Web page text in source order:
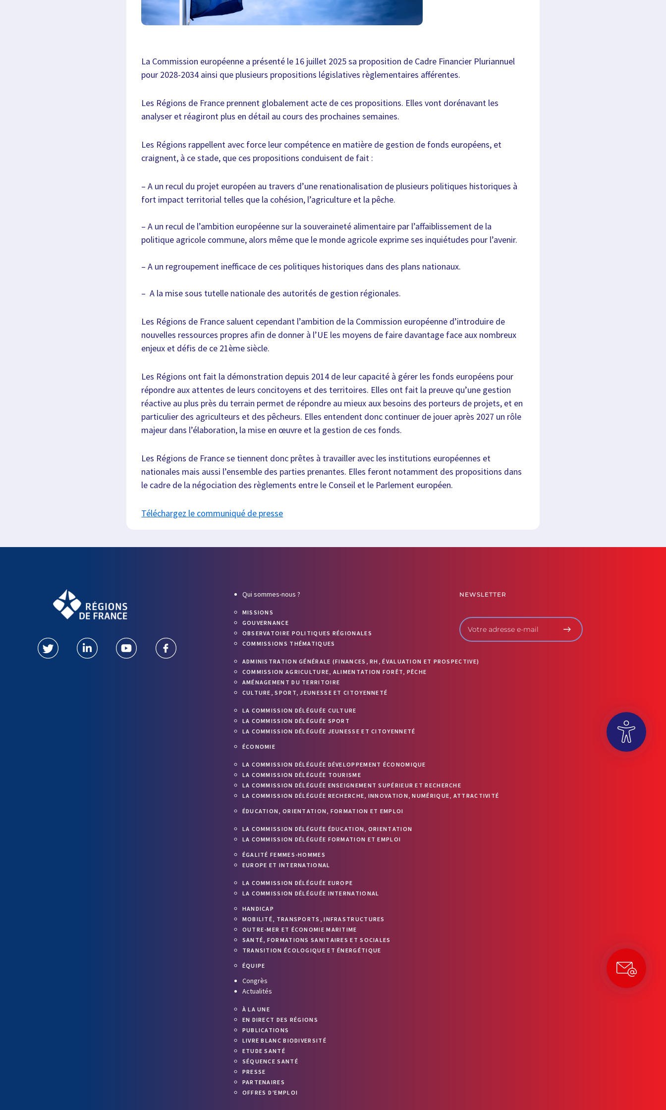
La Commission européenne a présenté le 16 juillet 2025 sa proposition de Cadre Financier Pluriannuel
pour 2028-2034 ainsi que plusieurs propositions législatives règlementaires afférentes.
Les Régions de France prennent globalement acte de ces propositions. Elles vont dorénavant les
analyser et réagiront plus en détail au cours des prochaines semaines.
Les Régions rappellent avec force leur compétence en matière de gestion de fonds européens, et
craignent, à ce stade, que ces propositions conduisent de fait :
– A un recul du projet européen au travers d’une renationalisation de plusieurs politiques historiques à
fort impact territorial telles que la cohésion, l’agriculture et la pêche.
– A un recul de l’ambition européenne sur la souveraineté alimentaire par l’affaiblissement de la
politique agricole commune, alors même que le monde agricole exprime ses inquiétudes pour l’avenir.
– A un regroupement inefficace de ces politiques historiques dans des plans nationaux.
– A la mise sous tutelle nationale des autorités de gestion régionales.
Les Régions de France saluent cependant l’ambition de la Commission européenne d’introduire de
nouvelles ressources propres afin de donner à l’UE les moyens de faire davantage face aux nombreux
enjeux et défis de ce 21ème siècle.
Les Régions ont fait la démonstration depuis 2014 de leur capacité à gérer les fonds européens pour
répondre aux attentes de leurs concitoyens et des territoires. Elles ont fait la preuve qu’une gestion
réactive au plus près du terrain permet de répondre au mieux aux besoins des porteurs de projets, et en
particulier des agriculteurs et des pêcheurs. Elles entendent donc continuer de jouer après 2027 un rôle
majeur dans l’élaboration, la mise en œuvre et la gestion de ces fonds.
Les Régions de France se tiennent donc prêtes à travailler avec les institutions européennes et
nationales mais aussi l’ensemble des parties prenantes. Elles feront notamment des propositions dans
le cadre de la négociation des règlements entre le Conseil et le Parlement européen.
Téléchargez le communiqué de presse
Qui sommes-nous ?
MISSIONS
GOUVERNANCE
OBSERVATOIRE POLITIQUES RÉGIONALES
COMMISSIONS THÉMATIQUES
ADMINISTRATION GÉNÉRALE (FINANCES, RH, ÉVALUATION ET PROSPECTIVE)
COMMISSION AGRICULTURE, ALIMENTATION FORÊT, PÊCHE
AMÉNAGEMENT DU TERRITOIRE
CULTURE, SPORT, JEUNESSE ET CITOYENNETÉ
LA COMMISSION DÉLÉGUÉE CULTURE
LA COMMISSION DÉLÉGUÉE SPORT
LA COMMISSION DÉLÉGUÉE JEUNESSE ET CITOYENNETÉ
ÉCONOMIE
LA COMMISSION DÉLÉGUÉE DÉVELOPPEMENT ÉCONOMIQUE
LA COMMISSION DÉLÉGUÉE TOURISME
LA COMMISSION DÉLÉGUÉE ENSEIGNEMENT SUPÉRIEUR ET RECHERCHE
LA COMMISSION DÉLÉGUÉE RECHERCHE, INNOVATION, NUMÉRIQUE, ATTRACTIVITÉ
ÉDUCATION, ORIENTATION, FORMATION ET EMPLOI
LA COMMISSION DÉLÉGUÉE ÉDUCATION, ORIENTATION
LA COMMISSION DÉLÉGUÉE FORMATION ET EMPLOI
ÉGALITÉ FEMMES-HOMMES
EUROPE ET INTERNATIONAL
LA COMMISSION DÉLÉGUÉE EUROPE
LA COMMISSION DÉLÉGUÉE INTERNATIONAL
HANDICAP
MOBILITÉ, TRANSPORTS, INFRASTRUCTURES
OUTRE-MER ET ÉCONOMIE MARITIME
SANTÉ, FORMATIONS SANITAIRES ET SOCIALES
TRANSITION ÉCOLOGIQUE ET ÉNERGÉTIQUE
ÉQUIPE
Congrès
Actualités
À LA UNE
EN DIRECT DES RÉGIONS
PUBLICATIONS
LIVRE BLANC BIODIVERSITÉ
ETUDE SANTÉ
SÉQUENCE SANTÉ
PRESSE
PARTENAIRES
OFFRES D’EMPLOI
NEWSLETTER